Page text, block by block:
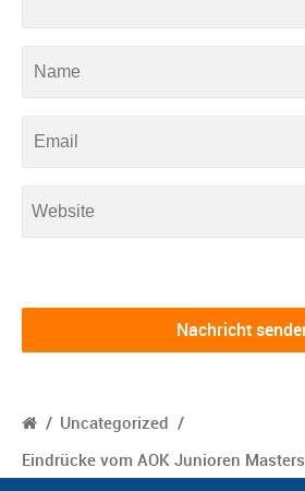
/ Uncategorized /
Eindrücke vom AOK Junioren Masters